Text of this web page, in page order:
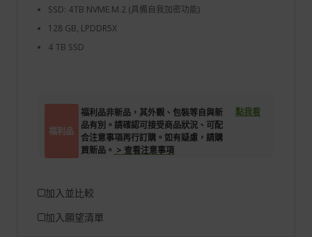
SSD: 4TB NVME.M.2 (具備自我加密功能)
128 GB, LPDDR5X
4 TB SSD
福利品
福利品非新品，其外觀、包裝等自與新
品有別。請確認可接受商品狀況、可配
合注意事項再行訂購。如有疑慮，請購
買新品。 > 查看注意事項
點我看
加入並比較
加入願望清單